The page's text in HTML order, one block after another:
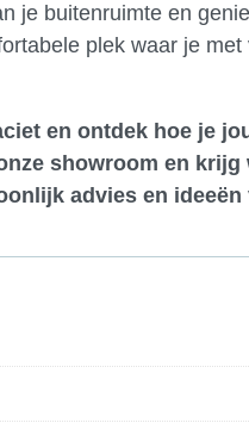
je buitenruimte en
plek waar je met
en ontdek hoe je
showroom en krijg
advies en